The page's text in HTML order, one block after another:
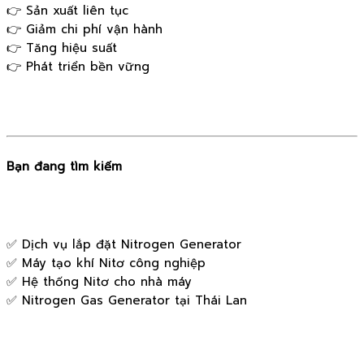
👉 Sản xuất liên tục
👉 Giảm chi phí vận hành
👉 Tăng hiệu suất
👉 Phát triển bền vững
Bạn đang tìm kiếm
✅ Dịch vụ lắp đặt Nitrogen Generator
✅ Máy tạo khí Nitơ công nghiệp
✅ Hệ thống Nitơ cho nhà máy
✅ Nitrogen Gas Generator tại Thái Lan